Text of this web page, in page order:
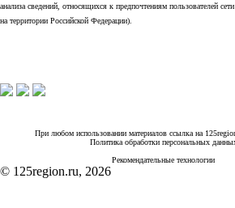
анализа сведений, относящихся к предпочтениям пользователей
на территории Российской Федерации).
При любом использовании материалов ссылка на
Политика обработки персональных
Рекомендательные технологии
© 125region.ru, 2026